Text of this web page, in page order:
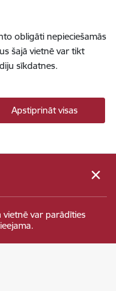
obligāti nepieciešamās
šajā vietnē var tikt
sīkdatnes.
Apstiprināt visas
var parādīties